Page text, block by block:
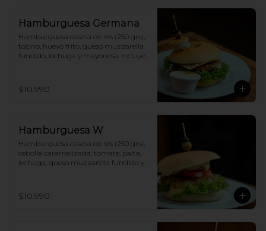
Hamburguesa Germana
Hamburguesa casera de res (250 grs),
tocino, huevo frito, queso muzzarella
fundido, lechuga y mayonesa. Incluye
$10.990
Hamburguesa W
Hamburguesa casera de res (250 grs),
cebolla caramelizada, tomate, palta,
lechuga, queso muzzarella fundido y
$10.990